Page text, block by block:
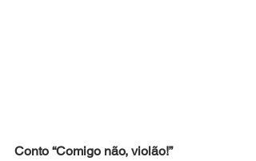
Conto “Comigo não, violão!”